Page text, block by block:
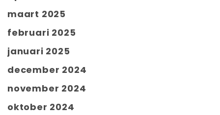
maart 2025
februari 2025
januari 2025
december 2024
november 2024
oktober 2024